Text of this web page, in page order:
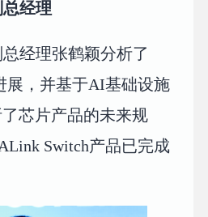
经理
经理张鹤颖分析了
展，并基于AI基础设施
芯片产品的未来规
Switch产品已完成